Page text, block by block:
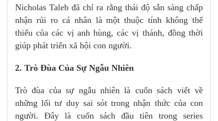
Nicholas Taleb đã chỉ ra rằng thái độ sẵn sàng chấp
nhận rủi ro cá nhân là một thuộc tính không thể
thiếu của các vị anh hùng, các vị thánh, đồng thời
giúp phát triển xã hội con người.
2. Trò Đùa Của Sự Ngẫu Nhiên
Trò đùa của sự ngẫu nhiên là cuốn sách viết về
những lối tư duy sai sót trong nhận thức của con
người. Đây là cuốn sách đầu tiên trong series